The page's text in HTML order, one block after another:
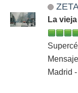
La
Madrid